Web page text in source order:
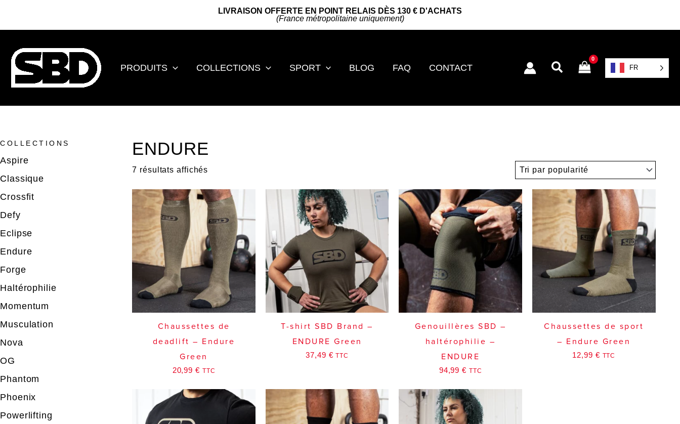
LIVRAISON OFFERTE EN POINT RELAIS DÈS 130 € D'ACHATS
(France métropolitaine uniquement)
PRODUITS COLLECTIONS SPORT BLOG FAQ CONTACT Rechercher FR
COLLECTIONS
Aspire
Classique
Crossfit
Defy
Eclipse
Endure
Forge
Haltérophilie
Momentum
Musculation
Nova
OG
Phantom
Phoenix
Powerlifting
ENDURE
7 résultats affichés
Chaussettes de
deadlift – Endure
Green
20,99€ TTC
T-shirt SBD Brand –
ENDURE Green
37,49 € TTC
Genouillères SBD –
haltérophilie –
ENDURE
94,99€ TTC
Chaussettes de sport
– Endure Green
12,99 € TTC